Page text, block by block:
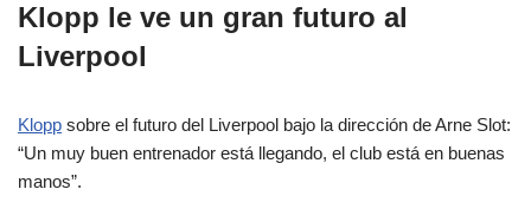
Klopp le ve un gran futuro al
Liverpool
Klopp sobre el futuro del Liverpool bajo la dirección de Arne Slot:
“Un muy buen entrenador está llegando, el club está en buenas
manos”.